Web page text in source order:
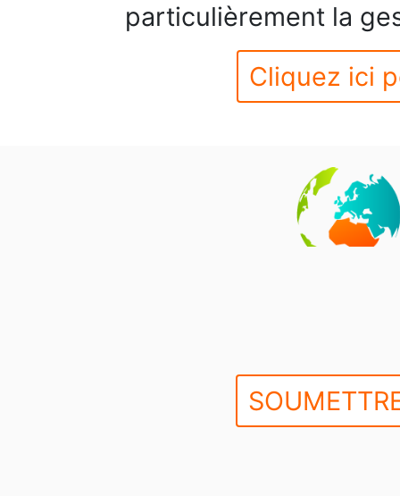
particulièrement la
Cliquez ici